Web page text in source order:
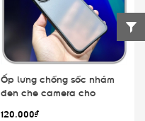
Ốp lưng chống sốc nhám
đen che camera cho
120.000₫